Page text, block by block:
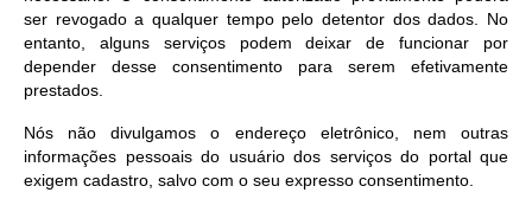
ser revogado a qualquer tempo pelo detentor dos dados. No
entanto, alguns serviços podem deixar de funcionar por
depender desse consentimento para serem efetivamente
prestados.
Nós não divulgamos o endereço eletrônico, nem outras
informações pessoais do usuário dos serviços do portal que
exigem cadastro, salvo com o seu expresso consentimento.